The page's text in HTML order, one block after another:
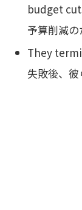
budget
予算削減の
They
失敗後、彼